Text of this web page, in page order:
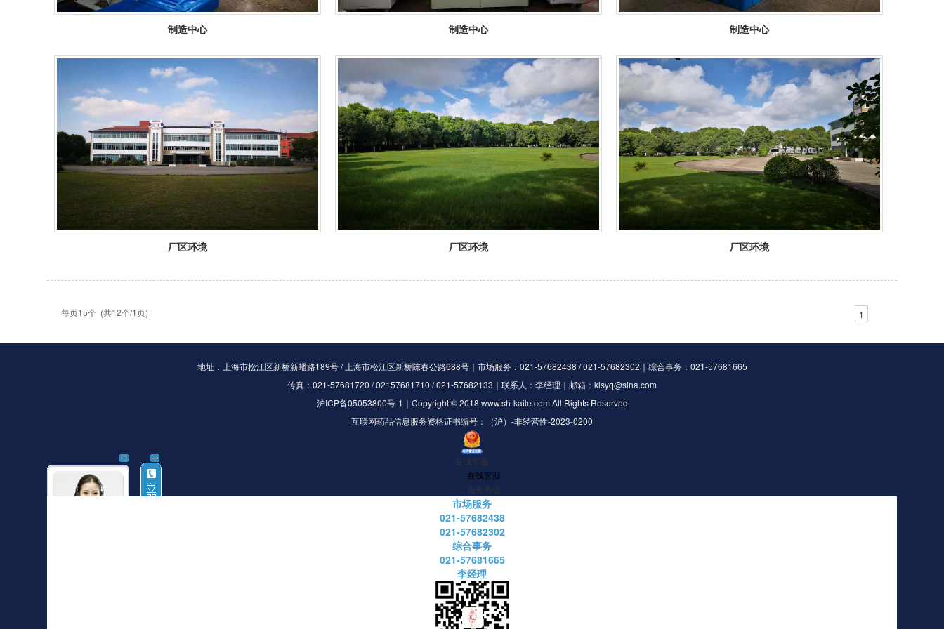
制造中心 制造中心 制造中心
厂区环境 厂区环境 厂区环境
每页15个 (共12个/1页) 1
地址：上海市松江区新桥新蟠路189号 / 上海市松江区新桥陈春公路688号｜市场服务：021-57682438 / 021-57682302｜综合事务：021-57681665
传真：021-57681720 / 02157681710 / 021-57682133｜联系人：李经理｜邮箱：klsyq@sina.com
沪ICP备05053800号-1 ｜Copyright © 2018 www.sh-kaile.com All Rights Reserved
互联网药品信息服务资格证书编号：（沪）-非经营性-2023-0200
在线客服
在线客服
服务热线
市场服务
021-57682438
021-57682302
综合事务
021-57681665
李经理